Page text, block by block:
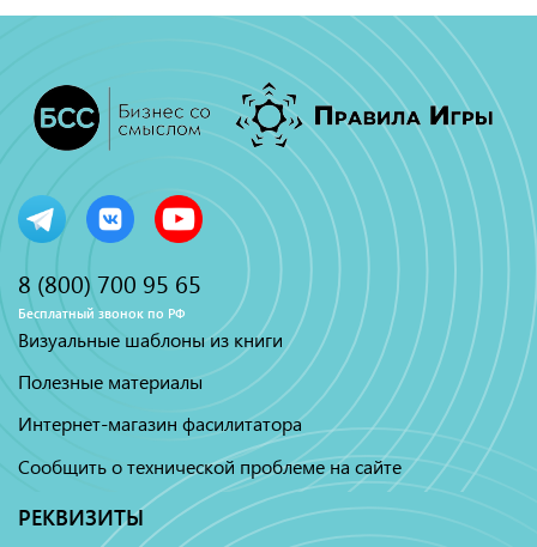
8 (800) 700 95 65
Бесплатный звонок по РФ
Визуальные шаблоны из книги
Полезные материалы
Интернет-магазин фасилитатора
Сообщить о технической проблеме на сайте
РЕКВИЗИТЫ